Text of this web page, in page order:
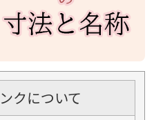
クについて